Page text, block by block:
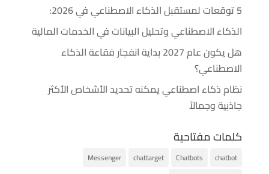
5 توقعات لمستقبل الذكاء الاصطناعي في 2026:
الذكاء الاصطناعي وتحليل البيانات في الخدمات المالية
هل يكون عام 2027 بداية انفجار فقاعة الذكاء
الاصطناعي؟
نظام ذكاء اصطناعي يمكنه تحديد الأشخاص الأكثر
جاذبية وجمالاً
كلمات مفتاحية
chatbot
Chatbots
chattarget
Messenger